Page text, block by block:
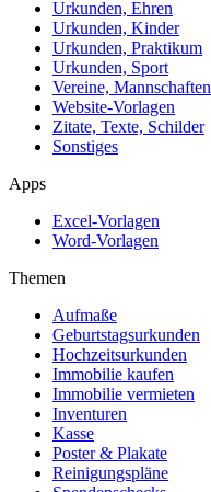
Urkunden, Ehren
Urkunden, Kinder
Urkunden, Praktikum
Urkunden, Sport
Vereine, Mannschaften
Website-Vorlagen
Zitate, Texte, Schilder
Sonstiges
Apps
Excel-Vorlagen
Word-Vorlagen
Themen
Aufmaße
Geburtstagsurkunden
Hochzeitsurkunden
Immobilie kaufen
Immobilie vermieten
Inventuren
Kasse
Poster & Plakate
Reinigungspläne